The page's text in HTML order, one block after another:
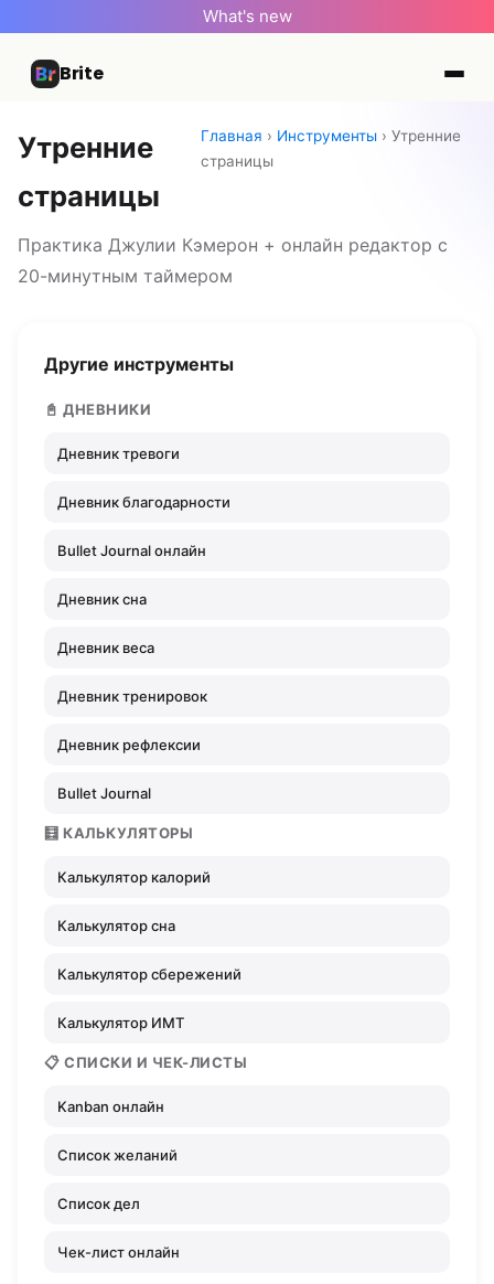
What's new
Brite
Главная › Инструменты › Утренние
страницы
Утренние
страницы
Практика Джулии Кэмерон + онлайн редактор с
20-минутным таймером
Другие инструменты
📓 ДНЕВНИКИ
Дневник тревоги
Дневник благодарности
Bullet Journal онлайн
Дневник сна
Дневник веса
Дневник тренировок
Дневник рефлексии
Bullet Journal
🧮 КАЛЬКУЛЯТОРЫ
Калькулятор калорий
Калькулятор сна
Калькулятор сбережений
Калькулятор ИМТ
📋 СПИСКИ И ЧЕК-ЛИСТЫ
Kanban онлайн
Список желаний
Список дел
Чек-лист онлайн